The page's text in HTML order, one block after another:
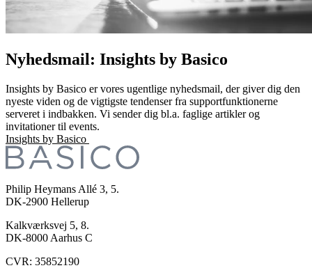
Nyhedsmail: Insights by Basico
Insights by Basico er vores ugentlige nyhedsmail, der giver dig den
nyeste viden og de vigtigste tendenser fra supportfunktionerne
serveret i indbakken. Vi sender dig bl.a. faglige artikler og
invitationer til events.
Insights by Basico
Philip Heymans Allé 3, 5.
DK-2900 Hellerup
Kalkværksvej 5, 8.
DK-8000 Aarhus C
CVR: 35852190